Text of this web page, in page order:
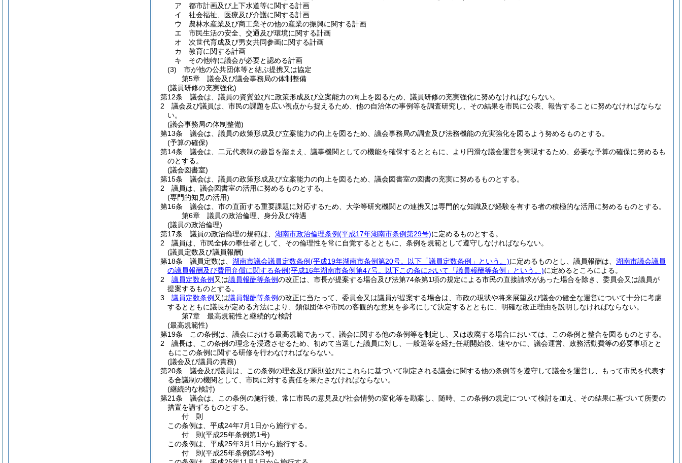
ア
都市計画及び上下水道等に関する計画
イ
社会福祉、医療及び介護に関する計画
ウ
農林水産業及び商工業その他の産業の振興に関する計画
エ
市民生活の安全、交通及び環境に関する計画
オ
次世代育成及び男女共同参画に関する計画
カ
教育に関する計画
キ
その他特に議会が必要と認める計画
(3)
市が他の公共団体等と結ぶ提携又は協定
第5章
議会及び議会事務局の体制整備
(議員研修の充実強化)
第12条
議会は、議員の資質並びに政策形成及び立案能力の向上を図るため、議員研修の充実強化に努めなければならない。
2
議会及び議員は、市民の課題を広い視点から捉えるため、他の自治体の事例等を調査研究し、その結果を市民に公表、報告することに努めなければならな
い。
(議会事務局の体制整備)
第13条
議会は、議員の政策形成及び立案能力の向上を図るため、議会事務局の調査及び法務機能の充実強化を図るよう努めるものとする。
(予算の確保)
第14条
議会は、二元代表制の趣旨を踏まえ、議事機関としての機能を確保するとともに、より円滑な議会運営を実現するため、必要な予算の確保に努めるも
のとする。
(議会図書室)
第15条
議会は、議員の政策形成及び立案能力の向上を図るため、議会図書室の図書の充実に努めるものとする。
2
議員は、議会図書室の活用に努めるものとする。
(専門的知見の活用)
第16条
議会は、市の直面する重要課題に対応するため、大学等研究機関との連携又は専門的な知識及び経験を有する者の積極的な活用に努めるものとする。
第6章
議員の政治倫理、身分及び待遇
(議員の政治倫理)
第17条
議員の政治倫理の規範は、 湖南市政治倫理条例(平成17年湖南市条例第29号)に定めるものとする。
2
議員は、市民全体の奉仕者として、その倫理性を常に自覚するとともに、条例を規範として遵守しなければならない。
(議員定数及び議員報酬)
第18条
議員定数は、 湖南市議会議員定数条例(平成19年湖南市条例第20号。以下「議員定数条例」という。)に定めるものとし、議員報酬は、 湖南市議会議員
の議員報酬及び費用弁償に関する条例(平成16年湖南市条例第47号。以下この条において「議員報酬等条例」という。)に定めるところによる。
2
議員定数条例 又は議員報酬等条例の改正は、市長が提案する場合及び法第74条第1項の規定による市民の直接請求があった場合を除き、委員会又は議員が
提案するものとする。
3
議員定数条例 又は議員報酬等条例の改正に当たって、委員会又は議員が提案する場合は、市政の現状や将来展望及び議会の健全な運営について十分に考慮
するとともに議長が定める方法により、類似団体や市民の客観的な意見を参考にして決定するとともに、明確な改正理由を説明しなければならない。
第7章
最高規範性と継続的な検討
(最高規範性)
第19条
この条例は、議会における最高規範であって、議会に関する他の条例等を制定し、又は改廃する場合においては、この条例と整合を図るものとする。
2
議長は、この条例の理念を浸透させるため、初めて当選した議員に対し、一般選挙を経た任期開始後、速やかに、議会運営、政務活動費等の必要事項とと
もにこの条例に関する研修を行わなければならない。
(議会及び議員の責務)
第20条
議会及び議員は、この条例の理念及び原則並びにこれらに基づいて制定される議会に関する他の条例等を遵守して議会を運営し、もって市民を代表す
る合議制の機関として、市民に対する責任を果たさなければならない。
(継続的な検討)
第21条
議会は、この条例の施行後、常に市民の意見及び社会情勢の変化等を勘案し、随時、この条例の規定について検討を加え、その結果に基づいて所要の
措置を講ずるものとする。
付 則
この条例は、平成24年7月1日から施行する。
付 則(平成25年条例第1号)
この条例は、平成25年3月1日から施行する。
付 則(平成25年条例第43号)